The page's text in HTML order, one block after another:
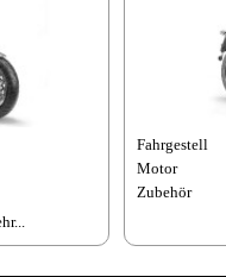
Fahrgestell
Motor
Zubehör